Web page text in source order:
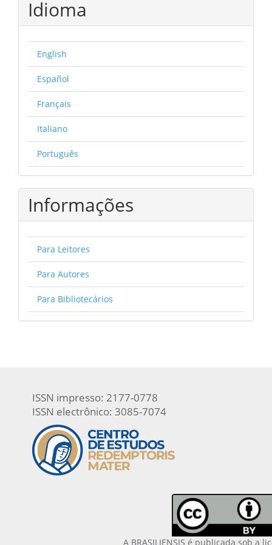
Idioma
English
Español
Français
Italiano
Português
Informações
Para Leitores
Para Autores
Para Bibliotecários
ISSN impresso: 2177-0778
ISSN electrônico: 3085-7074
A BRASILIENSIS é publicada sob a